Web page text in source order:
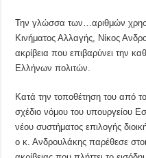
Την γλώσσα των…αριθμών
Κινήματος Αλλαγής, Νίκος
ακρίβεια που επιβαρύνει την
Ελλήνων πολιτών.
Κατά την τοποθέτηση του από
σχέδιο νόμου του υπουργείου
νέου συστήματος επιλογής
ο κ. Ανδρουλάκης παρέθεσε